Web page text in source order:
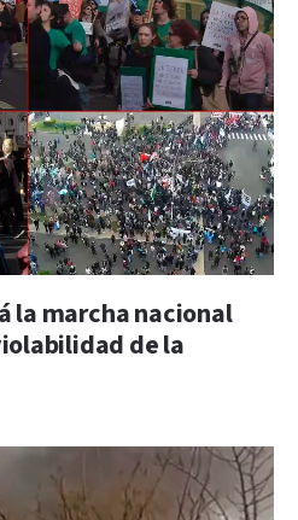
la marcha nacional
de la